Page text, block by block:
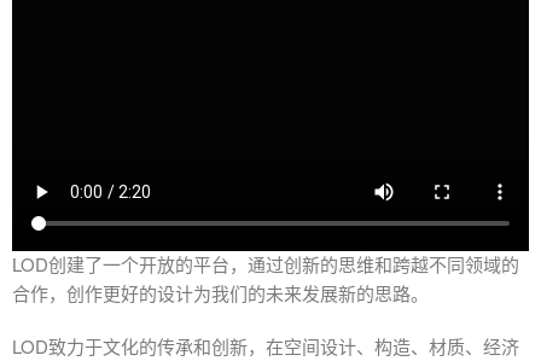
LOD创建了一个开放的平台，通过创新的思维和跨越不同领域的
合作，创作更好的设计为我们的未来发展新的思路。
LOD致力于文化的传承和创新，在空间设计、构造、材质、经济